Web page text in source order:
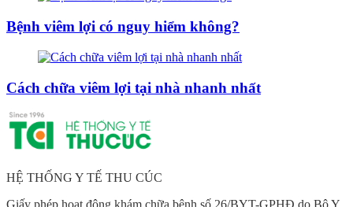
Bệnh viêm lợi có nguy hiểm không?
Cách chữa viêm lợi tại nhà nhanh nhất
HỆ THỐNG Y TẾ THU CÚC